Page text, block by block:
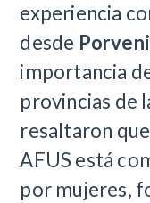
experiencia
desde
importancia
provincias de
resaltaron
AFUS está
por mujeres,